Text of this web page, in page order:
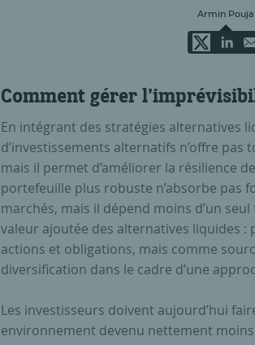
Armin Pouja
Comment gérer
En intégrant des stratégies alternatives
d’investissements alternatifs n’offre
mais il permet d’améliorer la résilience
portefeuille plus robuste n’absorbe pas
marchés, mais il dépend moins d’un seul
valeur ajoutée des alternatives liquides :
actions et obligations, mais comme
diversification dans le cadre d’une
Les investisseurs doivent aujourd’hui
environnement devenu nettement